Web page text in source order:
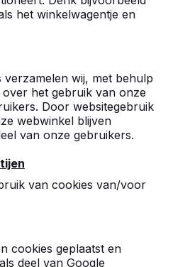
het winkelwagentje en
wij, met behulp
het gebruik van onze
Door websitegebruik
webwinkel blijven
van onze gebruikers.
van cookies van/voor
cookies geplaatst en
deel van Google
>